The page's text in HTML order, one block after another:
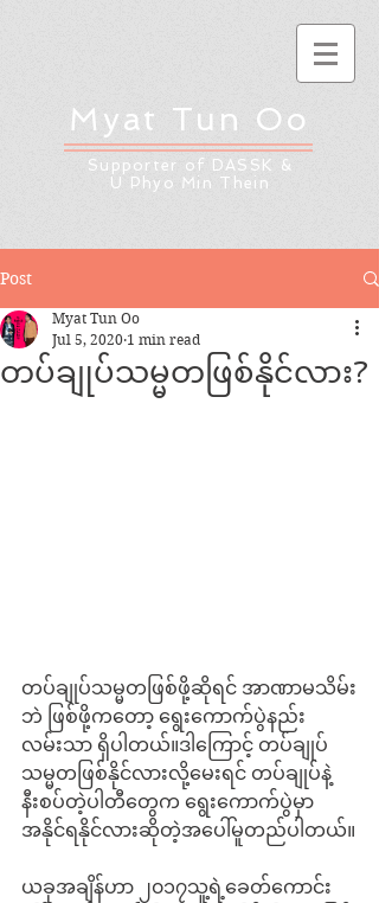
Myat Tun Oo
Supporter of DASSK &
U Phyo Min Thein
Post
တပ်ချုပ်သမ္မတဖြစ်နိုင်လား?
Myat Tun Oo
Jul 5, 2020 1 min read
တပ်ချုပ်သမ္မတဖြစ်ဖို့ဆိုရင် အာဏာမသိမ်း
ဘဲ ဖြစ်ဖို့ကတော့ ရွေးကောက်ပွဲနည်း
လမ်းသာ ရှိပါတယ်။ဒါကြောင့် တပ်ချုပ်
သမ္မတဖြစ်နိုင်လားလို့မေးရင် တပ်ချုပ်နဲ့
နီးစပ်တဲ့ပါတီတွေက ရွေးကောက်ပွဲမှာ
အနိုင်ရနိုင်လားဆိုတဲ့အပေါ်မူတည်ပါတယ်။
ယခုအချိန်ဟာ ၂၀၁၇သူ့ရဲ့ခေတ်ကောင်း